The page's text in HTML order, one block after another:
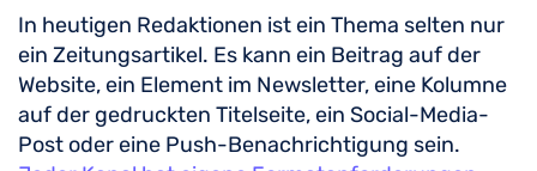
In heutigen Redaktionen ist ein Thema selten nur
ein Zeitungsartikel. Es kann ein Beitrag auf der
Website, ein Element im Newsletter, eine Kolumne
auf der gedruckten Titelseite, ein Social-Media-
Post oder eine Push-Benachrichtigung sein.